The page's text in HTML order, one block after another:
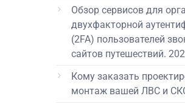
Обзор сервисов для
двухфакторной
(2FA) пользователей
сайтов путешествий.
Кому заказать
монтаж вашей ЛВС и